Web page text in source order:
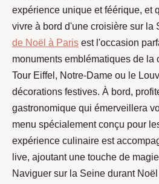
expérience unique et féérique, et
vivre à bord d'une croisière sur la
de Noël à Paris est l'occasion
monuments emblématiques de la
Tour Eiffel, Notre-Dame ou le
décorations festives. À bord,
gastronomique qui émerveillera
menu spécialement conçu pour
expérience culinaire est
live, ajoutant une touche de
Naviguer sur la Seine durant